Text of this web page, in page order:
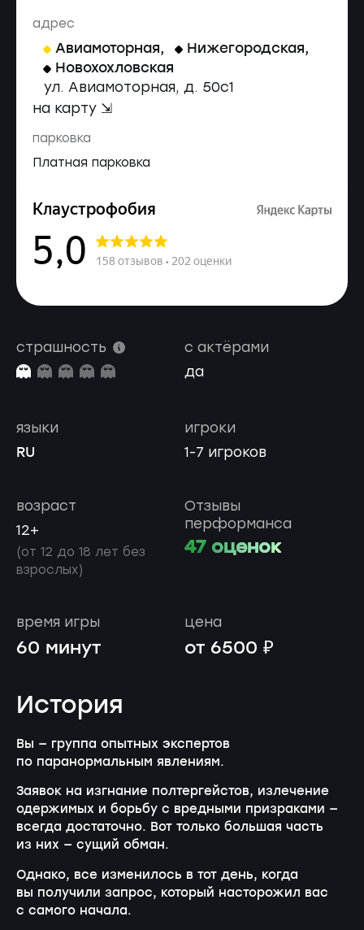
адрес
Авиамоторная, Нижегородская,
Новохохловская
ул. Авиамоторная, д. 50c1
на карту ⇲
парковка
Платная парковка
страшность
с актёрами
да
игроки
1-7 игроков
языки
RU
возраст
12+
(от 12 до 18 лет без
взрослых)
Отзывы
перформанса
47 оценок
время игры
60 минут
цена
от 6500 ₽
История
Вы — группа опытных экспертов
по паранормальным явлениям.
Заявок на изгнание полтергейстов, излечение
одержимых и борьбу с вредными призраками —
всегда достаточно. Вот только большая часть
из них — сущий обман.
Однако, все изменилось в тот день, когда
вы получили запрос, который насторожил вас
с самого начала.